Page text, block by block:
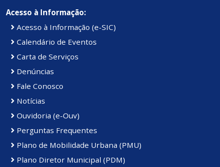
Acesso à Informação:
Acesso à Informação (e-SIC)
Calendário de Eventos
Carta de Serviços
Denúncias
Fale Conosco
Notícias
Ouvidoria (e-Ouv)
Perguntas Frequentes
Plano de Mobilidade Urbana (PMU)
Plano Diretor Municipal (PDM)